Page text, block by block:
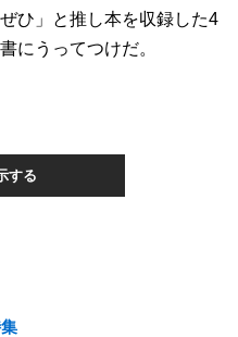
ひ」と推し本を収録した4
にうってつけだ。
する